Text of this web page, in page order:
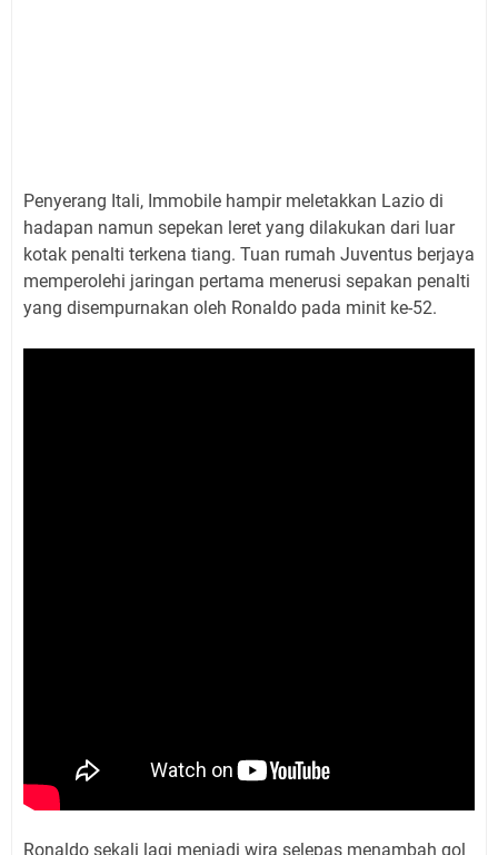
Penyerang Itali, Immobile hampir meletakkan Lazio di
hadapan namun sepekan leret yang dilakukan dari luar
kotak penalti terkena tiang. Tuan rumah Juventus berjaya
memperolehi jaringan pertama menerusi sepakan penalti
yang disempurnakan oleh Ronaldo pada minit ke-52.
Ronaldo sekali lagi menjadi wira selepas menambah gol